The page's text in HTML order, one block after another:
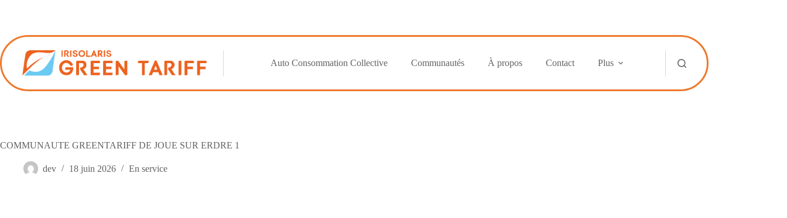
Auto Consommation Collective Communautés À propos Contact Plus
COMMUNAUTE GREENTARIFF DE JOUE SUR ERDRE 1
dev 18 juin 2026 En service